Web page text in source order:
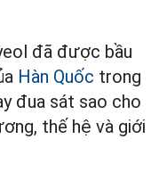
đã được bầu
Hàn Quốc trong
đua sát sao cho
thế hệ và giới